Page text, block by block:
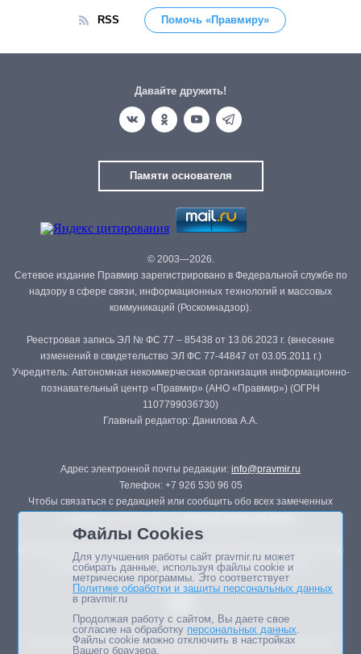
RSS Помочь «Правмиру»
Давайте дружить!
Памяти основателя
© 2003—2026.
Сетевое издание Правмир зарегистрировано в Федеральной службе по
надзору в сфере связи, информационных технологий и массовых
коммуникаций (Роскомнадзор).
Реестровая запись ЭЛ № ФС 77 – 85438 от 13.06.2023 г. (внесение
изменений в свидетельство ЭЛ ФС 77-44847 от 03.05.2011 г.)
Учредитель: Автономная некоммерческая организация информационно-
познавательный центр «Правмир» (АНО «Правмир») (ОГРН
1107799036730)
Главный редактор: Данилова А.А.
Адрес электронной почты редакции: info@pravmir.ru
Телефон: +7 926 530 96 05
Чтобы связаться с редакцией или сообщить обо всех замеченных
Републикация материалов сайта в печатных изданиях (книгах, прессе)
возможна только с письменного разрешения редакции.
Мнение авторов статей портала может не совпадать с позицией
Файлы Cookies
Для улучшения работы сайт pravmir.ru может
собирать данные, используя файлы cookie и
метрические программы. Это соответствует
Политике обработки и защиты персональных данных
в pravmir.ru
Продолжая работу с сайтом, Вы даете свое
согласие на обработку персональных данных.
Файлы cookie можно отключить в настройках
Вашего браузера.